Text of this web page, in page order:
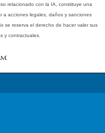
relacionado con la IA, constituye una
a acciones legales, daños y sanciones
se reserva el derecho de hacer valer sus
y contractuales.